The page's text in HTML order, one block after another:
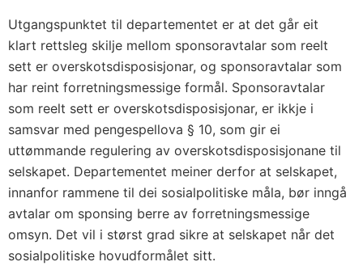
Utgangspunktet til departementet er at det går eit
klart rettsleg skilje mellom sponsoravtalar som reelt
sett er overskotsdisposisjonar, og sponsoravtalar som
har reint forretningsmessige formål. Sponsoravtalar
som reelt sett er overskotsdisposisjonar, er ikkje i
samsvar med pengespellova § 10, som gir ei
uttømmande regulering av overskotsdisposisjonane til
selskapet. Departementet meiner derfor at selskapet,
innanfor rammene til dei sosialpolitiske måla, bør inngå
avtalar om sponsing berre av forretningsmessige
omsyn. Det vil i størst grad sikre at selskapet når det
sosialpolitiske hovudformålet sitt.